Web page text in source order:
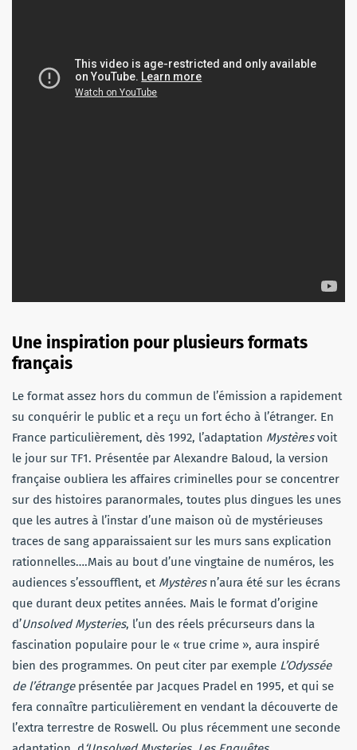
Une inspiration pour plusieurs formats
français
Le format assez hors du commun de l’émission a rapidement
su conquérir le public et a reçu un fort écho à l’étranger. En
France particulièrement, dès 1992, l’adaptation Mystèresvoit
le jour sur TF1. Présentée par Alexandre Baloud, la version
française oubliera les affaires criminelles pour se concentrer
sur des histoires paranormales, toutes plus dingues les unes
que les autres à l’instar d’une maison où de mystérieuses
traces de sang apparaissaient sur les murs sans explication
rationnelles….Mais au bout d’une vingtaine de numéros, les
audiences s’essoufflent, et Mystèresn’aura été sur les écrans
que durant deux petites années. Mais le format d’origine
d’Unsolved Mysteries, l’un des réels précurseurs dans la
fascination populaire pour le « true crime », aura inspiré
bien des programmes. On peut citer par exemple L’Odyssée
de l’étrange présentée par Jacques Pradel en 1995, et qui se
fera connaître particulièrement en vendant la découverte de
l’extra terrestre de Roswell. Ou plus récemment une seconde